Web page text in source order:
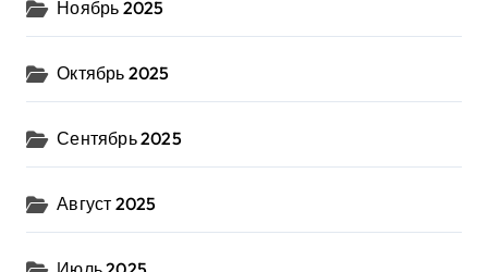
Ноябрь 2025
Октябрь 2025
Сентябрь 2025
Август 2025